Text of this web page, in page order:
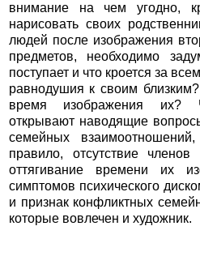
внимание на чем угодно,
нарисовать своих
людей после изображения
предметов, необходимо
поступает и что кроется за
равнодушия к своим
время изображения их?
открывают наводящие
семейных
правило, отсутствие
оттягивание времени их
симптомов психического
и признак конфликтных
которые вовлечен и художник.